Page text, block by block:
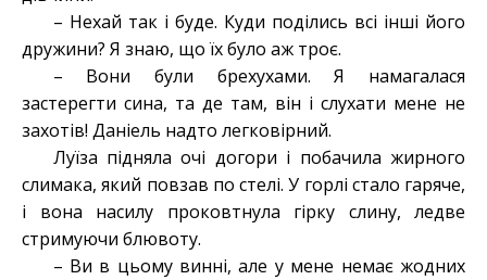
– Нехай так і буде. Куди поділись всі інші його
дружини? Я знаю, що їх було аж троє.
– Вони були брехухами. Я намагалася
застерегти сина, та де там, він і слухати мене не
захотів! Даніель надто легковірний.
Луїза підняла очі догори і побачила жирного
слимака, який повзав по стелі. У горлі стало гаряче,
і вона насилу проковтнула гірку слину, ледве
стримуючи блювоту.
– Ви в цьому винні, але у мене немає жодних